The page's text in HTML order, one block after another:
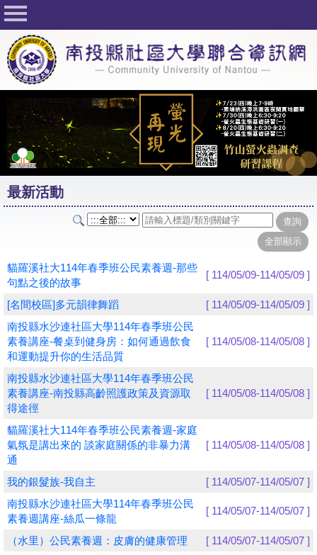
回首頁
關於社大
公佈欄
行事曆
最新活動
活動花絮
課程一覽表
志工與社團
友站連結
網路選課
學員專區
教師專區
評委專區
校務行政
最新活動
貓羅溪社大114年春季班公民素養週-那些
句點之後的故事
[ 114/05/09-114/05/09 ]
[名間校區]多元韻律舞蹈
[ 114/05/09-114/05/09 ]
南投縣水沙連社區大學114年春季班公民
素養講座-餐桌到健身房：如何通過飲食
和運動提升你的生活品質
[ 114/05/08-114/05/08 ]
南投縣水沙連社區大學114年春季班公民
素養講座-南投縣高齡照護政策及資源取
得途徑
[ 114/05/08-114/05/08 ]
貓羅溪社大114年春季班公民素養週-家庭
氣氛是講出來的 談家庭關係的非暴力溝
通
[ 114/05/08-114/05/08 ]
我的銀髮族-我自主
[ 114/05/07-114/05/07 ]
南投縣水沙連社區大學114年春季班公民
素養週講座-絲瓜一條龍
[ 114/05/07-114/05/07 ]
（水里）公民素養週：皮膚的健康管理
[ 114/05/07-114/05/07 ]